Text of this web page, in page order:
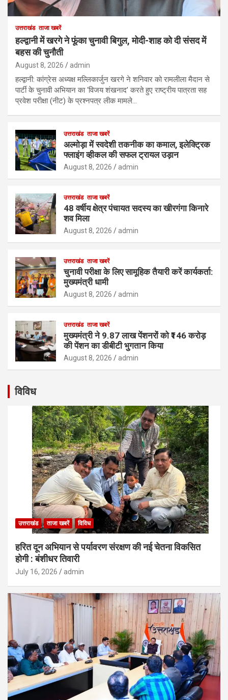
उत्तराखंड ताजा खबरें
हल्द्वानी में खरगे ने फूंका चुनावी बिगुल, मोदी-शाह को दी संसद में
बहस की चुनौती
August 8, 2026 admin
हल्द्वानी: कांग्रेस अध्यक्ष मल्लिकार्जुन खरगे ने शनिवार को रामलीला मैदान से
पार्टी के चुनावी अभियान का ‘विजय शंखनाद’ करते हुए राष्ट्रीय पात्रता सह
प्रवेश परीक्षा (नीट) के प्रश्नपत्र लीक मामले…
उत्तराखंड ताजा खबरें
अल्मोड़ा में स्वदेशी तकनीक का कमाल, इलेक्ट्रिक
फ्लाइंग व्हीकल की सफल ट्रायल उड़ान
August 8, 2026 admin
उत्तराखंड ताजा खबरें
48 वर्षीय क्षेत्र पंचायत सदस्य का खीरगंगा किनारे
शव मिला
August 8, 2026 admin
उत्तराखंड ताजा खबरें
चुनावी परीक्षा के लिए सामूहिक तैयारी करें कार्यकर्ता:
मुख्यमंत्री धामी
August 8, 2026 admin
उत्तराखंड ताजा खबरें
मुख्यमंत्री ने 9.87 लाख पेंशनरों को ₹146 करोड़
की पेंशन का डीबीटी भुगतान किया
August 8, 2026 admin
विविध
उत्तराखंड ताजा खबरें विविध
हरित दून अभियान से पर्यावरण संरक्षण की नई चेतना विकसित
होगी : बंशीधर तिवारी
July 16, 2026 admin